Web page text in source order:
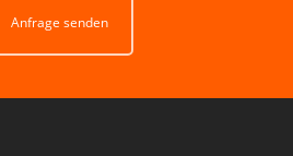
Anfrage senden